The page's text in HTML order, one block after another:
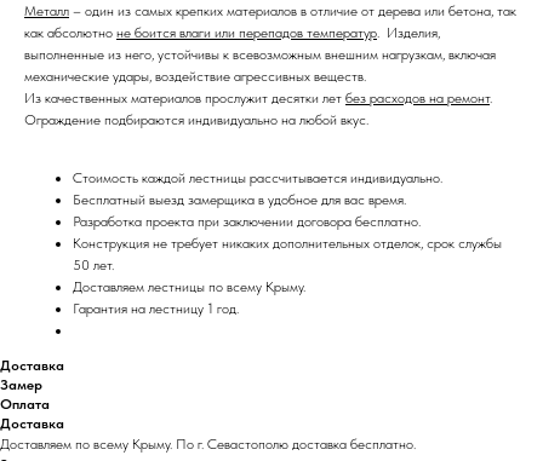
Металл – один из самых крепких материалов в отличие от дерева или бетона, так
как абсолютно не боится влаги или перепадов температур. Изделия,
выполненные из него, устойчивы к всевозможным внешним нагрузкам, включая
механические удары, воздействие агрессивных веществ.
Из качественных материалов прослужит десятки лет без расходов на ремонт.
Ограждение подбираются индивидуально на любой вкус.
Стоимость каждой лестницы рассчитывается индивидуально.
Бесплатный выезд замерщика в удобное для вас время.
Разработка проекта при заключении договора бесплатно.
Конструкция не требует никаких дополнительных отделок, срок службы
50 лет.
Доставляем лестницы по всему Крыму.
Гарантия на лестницу 1 год.
Доставка
Замер
Оплата
Доставка
Доставляем по всему Крыму. По г. Севастополю доставка бесплатно.